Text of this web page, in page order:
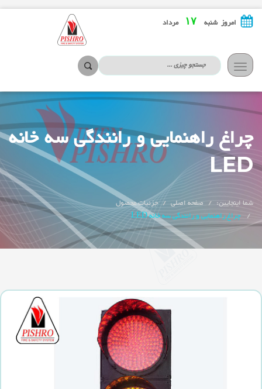
امروز شنبه مرداد
تعویض
ناوبری
چراغ راهنمایی و رانندگی سه خانه
LED
شما اینجایین: صفحه اصلی
جزئیات محصول
چراغ راهنمایی و رانندگی سه خانه LED